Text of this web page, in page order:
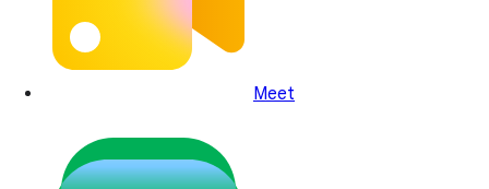
Meet